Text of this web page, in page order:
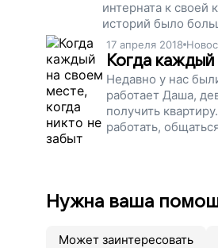
интерната к своей
историй было
бесполезными и ни
Просто
17 апреля 2018
Когда
Недавно у нас
работает Даша,
получить
работать,
Нужна ваша
Может заинтересовать